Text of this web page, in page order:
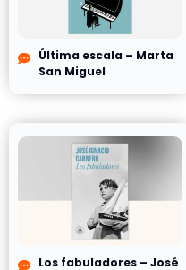
Última escala – Marta
San Miguel
Los fabuladores – José